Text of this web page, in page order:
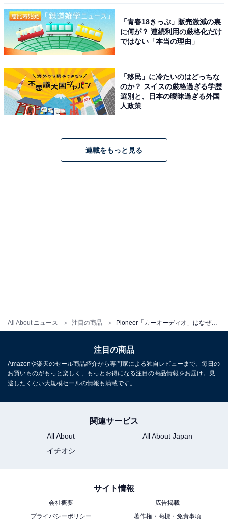
All About ニュース 注目の商品 Pioneer「カーオーディオ」はなぜ売れているのか。手軽さと音質を兼ね備えた1台
この記事の執筆者：
All About ニュース お買
いもの部
のがもっと楽しく、もっとお得になる情報をお届け。編集部員によ
る独自レビューなど、ここでしか手に入らない情報も満載です。
...続きを読む
【Amazonお買い得情報】パナソニック「ミニ
コンポ」が特別価格で登場中【6月13日】
「青春18きっぷ」販売激減の裏
に何が？ 連続利用の厳格化だけ
ではない「本当の理由」
「移民」に冷たいのはどっちな
のか？ スイスの厳格過ぎる学歴
選別と、日本の曖昧過ぎる外国
人政策
連載をもっと見る
注目の商品
Amazonや楽天のセール商品紹介から専門家による独自レビューまで、毎日の
お買いものがもっと楽しく、もっとお得になる注目の商品情報をお届け。見
逃したくない大規模セールの情報も満載です。
関連サービス
All About
All About Japan
イチオシ
サイト情報
会社概要
広告掲載
プライバシーポリシー
著作権・商標・免責事項